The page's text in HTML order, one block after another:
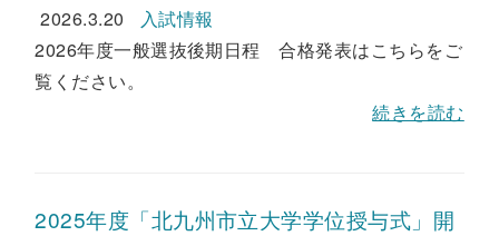
2026.3.20
入試情報
2026年度一般選抜後期日程 合格発表はこちらをご
覧ください。
続きを読む
2025年度「北九州市立大学学位授与式」開